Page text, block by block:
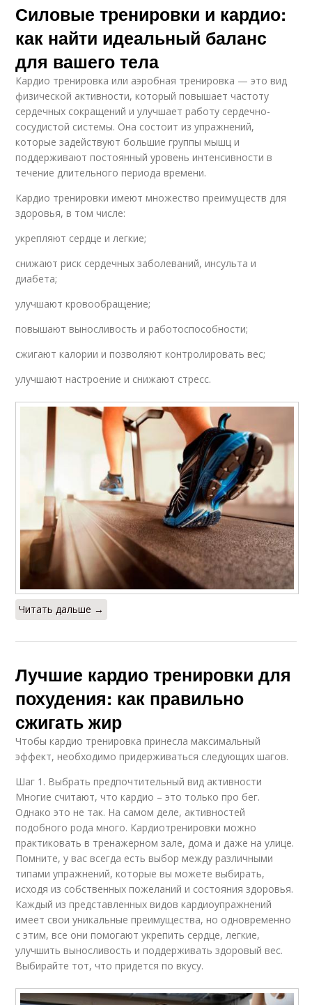
Силовые тренировки и кардио:
как найти идеальный баланс
для вашего тела
Кардио тренировка или аэробная тренировка — это вид
физической активности, который повышает частоту
сердечных сокращений и улучшает работу сердечно-
сосудистой системы. Она состоит из упражнений,
которые задействуют большие группы мышц и
поддерживают постоянный уровень интенсивности в
течение длительного периода времени.
Кардио тренировки имеют множество преимуществ для
здоровья, в том числе:
укрепляют сердце и легкие;
снижают риск сердечных заболеваний, инсульта и
диабета;
улучшают кровообращение;
повышают выносливость и работоспособности;
сжигают калории и позволяют контролировать вес;
улучшают настроение и снижают стресс.
Читать дальше →
Лучшие кардио тренировки для
похудения: как правильно
сжигать жир
Чтобы кардио тренировка принесла максимальный
эффект, необходимо придерживаться следующих шагов.
Шаг 1. Выбрать предпочтительный вид активности
Многие считают, что кардио – это только про бег.
Однако это не так. На самом деле, активностей
подобного рода много. Кардиотренировки можно
практиковать в тренажерном зале, дома и даже на улице.
Помните, у вас всегда есть выбор между различными
типами упражнений, которые вы можете выбирать,
исходя из собственных пожеланий и состояния здоровья.
Каждый из представленных видов кардиоупражнений
имеет свои уникальные преимущества, но одновременно
с этим, все они помогают укрепить сердце, легкие,
улучшить выносливость и поддерживать здоровый вес.
Выбирайте тот, что придется по вкусу.